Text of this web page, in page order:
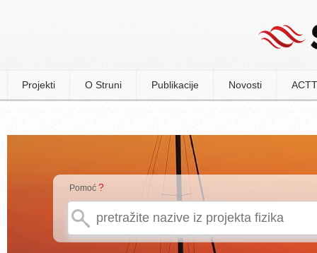
Projekti O Struni Publikacije Novosti
Pomoć ?